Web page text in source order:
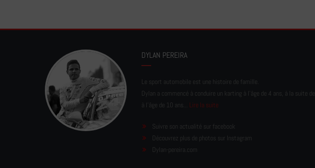
DYLAN PEREIRA
Le sport automobile est une histoire de famille.
Dylan a commencé à conduire un karting à l’âge de 4 ans, à la suite
à l'âge de 10 ans... Lire la suite
Suivre son actualité sur facebook
Découvrez plus de photos sur Instagram
Dylan-pereira.com